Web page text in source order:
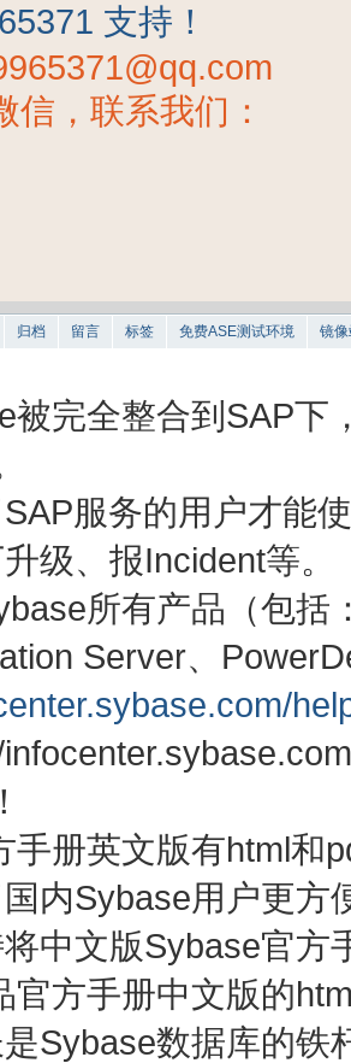
信，联系我们：
归档 留言 标签 免费ASE测试环境 镜
被完全整合到SAP下
服务的用户才能
级、报Incident等。
所有产品（包
Server、
手册英文版有html和
内Sybase用户更方
中文版Sybase官方
官方手册中文版的
Sybase数据库的铁